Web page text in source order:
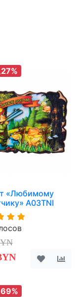
«Любимому
A03TNI